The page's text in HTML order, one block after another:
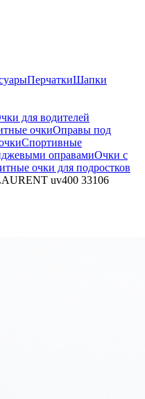
ПерчаткиШапки
для водителей
очкиОправы под
Спортивные
оправамиОчки с
очки для подростков
uv400 33106